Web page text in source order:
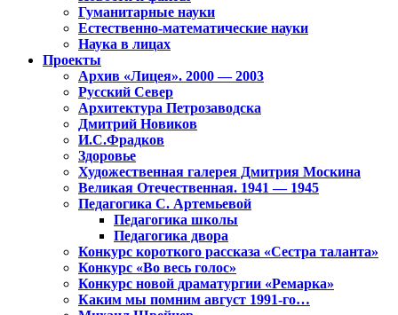
Гуманитарные науки
Естественно-математические науки
Наука в лицах
Проекты
Архив «Лицея». 2000 — 2003
Русский Север
Архитектура Петрозаводска
Дмитрий Новиков
И.С.Фрадков
Здоровье
Художественная галерея Дмитрия Москина
Великая Отечественная. 1941 — 1945
Педагогика С. Артемьевой
Педагогика школы
Педагогика двора
Конкурс короткого рассказа «Сестра таланта»
Конкурс «Во весь голос»
Конкурс новой драматургии «Ремарка»
Каким мы помним август 1991-го…